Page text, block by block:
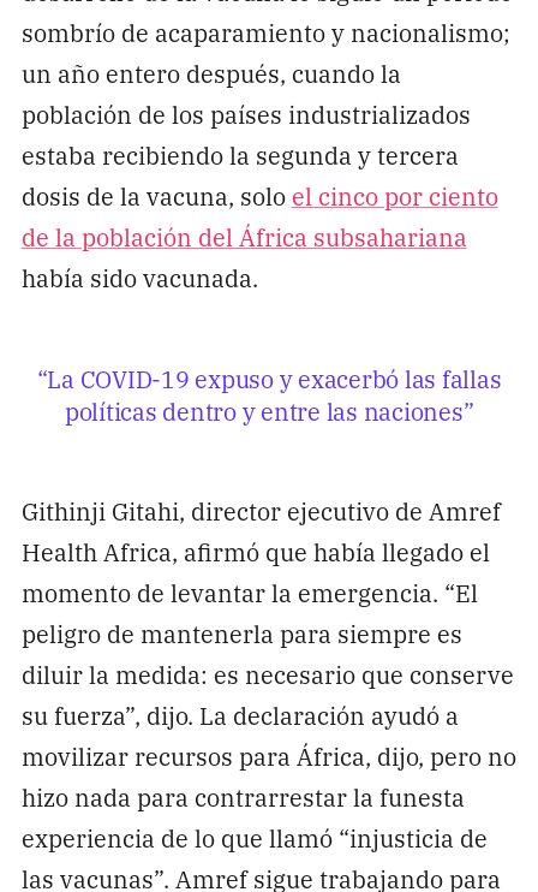
sombrío de acaparamiento y nacionalismo;
un año entero después, cuando la
población de los países industrializados
estaba recibiendo la segunda y tercera
dosis de la vacuna, solo el cinco por ciento
de la población del África subsahariana
había sido vacunada.
“La COVID-19 expuso y exacerbó las fallas
políticas dentro y entre las naciones”
Githinji Gitahi, director ejecutivo de Amref
Health Africa, afirmó que había llegado el
momento de levantar la emergencia. “El
peligro de mantenerla para siempre es
diluir la medida: es necesario que conserve
su fuerza”, dijo. La declaración ayudó a
movilizar recursos para África, dijo, pero no
hizo nada para contrarrestar la funesta
experiencia de lo que llamó “injusticia de
las vacunas”. Amref sigue trabajando para